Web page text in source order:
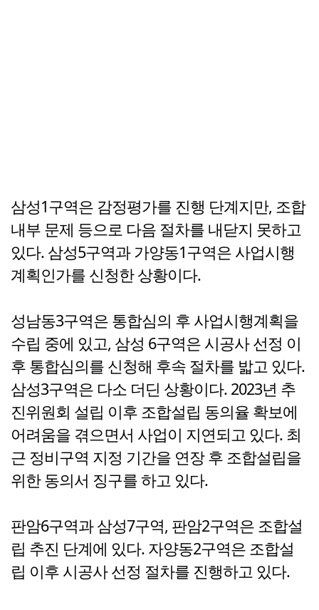
삼성1구역은 감정평가를 진행 단계지만, 조합
내부 문제 등으로 다음 절차를 내닫지 못하고
있다. 삼성5구역과 가양동1구역은 사업시행
계획인가를 신청한 상황이다.
성남동3구역은 통합심의 후 사업시행계획을
수립 중에 있고, 삼성 6구역은 시공사 선정 이
후 통합심의를 신청해 후속 절차를 밟고 있다.
삼성3구역은 다소 더딘 상황이다. 2023년 추
진위원회 설립 이후 조합설립 동의율 확보에
어려움을 겪으면서 사업이 지연되고 있다. 최
근 정비구역 지정 기간을 연장 후 조합설립을
위한 동의서 징구를 하고 있다.
판암6구역과 삼성7구역, 판암2구역은 조합설
립 추진 단계에 있다. 자양동2구역은 조합설
립 이후 시공사 선정 절차를 진행하고 있다.